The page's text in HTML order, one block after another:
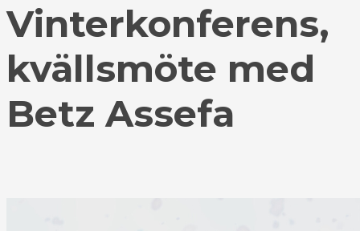
Vinterkonferens,
kvällsmöte med
Betz Assefa